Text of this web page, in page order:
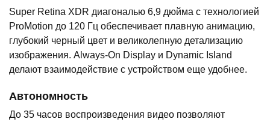
Super Retina XDR диагональю 6,9 дюйма с технологией
ProMotion до 120 Гц обеспечивает плавную анимацию,
глубокий черный цвет и великолепную детализацию
изображения. Always-On Display и Dynamic Island
делают взаимодействие с устройством еще удобнее.
Автономность
До 35 часов воспроизведения видео позволяют